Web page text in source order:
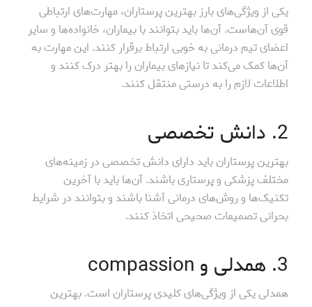
یکی از ویژگی‌های بارز بهترین پرستاران، مهارت‌های ارتباطی
قوی آن‌هاست. آن‌ها باید بتوانند با بیماران، خانواده‌ها و سایر
اعضای تیم درمانی به خوبی ارتباط برقرار کنند. این مهارت به
آن‌ها کمک می‌کند تا نیازهای بیماران را بهتر درک کنند و
اطلاعات لازم را به درستی منتقل کنند.
2. دانش تخصصی
بهترین پرستاران باید دارای دانش تخصصی در زمینه‌های
مختلف پزشکی و پرستاری باشند. آن‌ها باید با آخرین
تکنیک‌ها و روش‌های درمانی آشنا باشند و بتوانند در شرایط
بحرانی تصمیمات صحیحی اتخاذ کنند.
3. همدلی و compassion
همدلی یکی از ویژگی‌های کلیدی پرستاران است. بهترین